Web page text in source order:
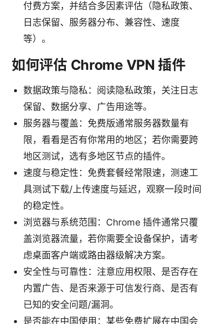
付费方案，并结合多因素评估（隐私政策、
日志保留、服务器分布、兼容性、速度
等）。
如何评估 Chrome VPN 插件
数据政策与隐私：阅读隐私政策，关注日志
保留、数据分享、广告用途等。
服务器与覆盖：免费版通常服务器数量有
限，看看是否有你常用的地区；若你需要跨
地区测试，选有多地区节点的插件。
速度与稳定性：免费套餐经常限速，测速工
具测试下载/上传速度与延迟，观察一段时间
的稳定性。
浏览器与系统范围：Chrome 插件通常只覆
盖浏览器流量，若你需要全设备保护，请考
虑桌面客户端或路由器级解决方案。
安全性与可靠性：注意应用权限、是否存在
内置广告、是否来源于可信发行商、是否有
已知的安全问题/漏洞。
是否能在中国使用：某些免费扩展在中国会